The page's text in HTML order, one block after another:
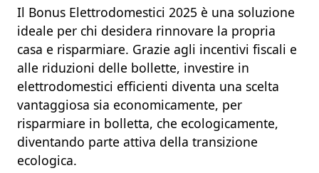
Il Bonus Elettrodomestici 2025 è una soluzione
ideale per chi desidera rinnovare la propria
casa e risparmiare. Grazie agli incentivi fiscali e
alle riduzioni delle bollette, investire in
elettrodomestici efficienti diventa una scelta
vantaggiosa sia economicamente, per
risparmiare in bolletta, che ecologicamente,
diventando parte attiva della transizione
ecologica.